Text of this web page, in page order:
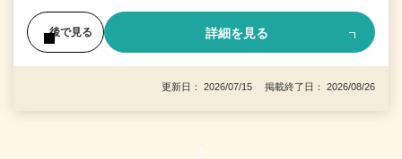
後で見る 詳細を見る
更新日： 2026/07/15 掲載終了日： 2026/08/26
1